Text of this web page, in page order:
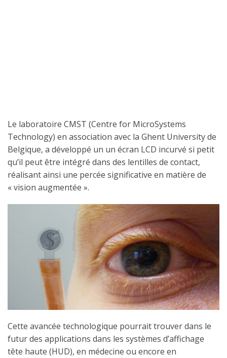
Le laboratoire CMST (Centre for MicroSystems
Technology) en association avec la Ghent University de
Belgique, a développé un un écran LCD incurvé si petit
qu’il peut être intégré dans des lentilles de contact,
réalisant ainsi une percée significative en matière de
« vision augmentée ».
Cette avancée technologique pourrait trouver dans le
futur des applications dans les systèmes d’affichage
tête haute (HUD), en médecine ou encore en